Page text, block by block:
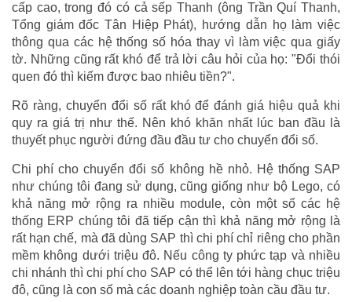
cấp cao, trong đó có cả sếp Thanh (ông Trần Quí Thanh,
Tổng giám đốc Tân Hiệp Phát), hướng dẫn họ làm việc
thông qua các hệ thống số hóa thay vì làm việc qua giấy
tờ. Những cũng rất khó để trả lời câu hỏi của họ: "Đổi thói
quen đó thì kiếm được bao nhiêu tiền?".
Rõ ràng, chuyển đổi số rất khó để đánh giá hiệu quả khi
quy ra giá trị như thế. Nên khó khăn nhất lúc ban đầu là
thuyết phục người đứng đầu đầu tư cho chuyển đổi số.
Chi phí cho chuyển đổi số không hề nhỏ. Hệ thống SAP
như chúng tôi đang sử dụng, cũng giống như bộ Lego, có
khả năng mở rộng ra nhiều module, còn một số các hệ
thống ERP chúng tôi đã tiếp cận thì khả năng mở rộng là
rất hạn chế, mà đã dùng SAP thì chi phí chỉ riêng cho phần
mềm không dưới triệu đô. Nếu công ty phức tạp và nhiều
chi nhánh thì chi phí cho SAP có thể lên tới hàng chục triệu
đô, cũng là con số mà các doanh nghiệp toàn cầu đầu tư.